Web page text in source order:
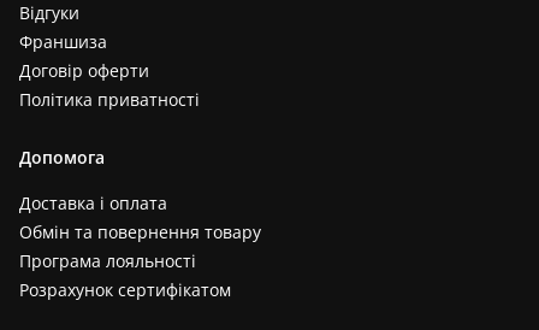
Відгуки
Франшиза
Договір оферти
Політика приватності
Допомога
Доставка і оплата
Обмін та повернення товару
Програма лояльності
Розрахунок сертифікатом